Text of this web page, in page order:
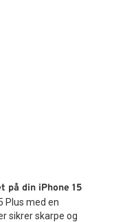
på din iPhone 15
Plus med en
sikrer skarpe og